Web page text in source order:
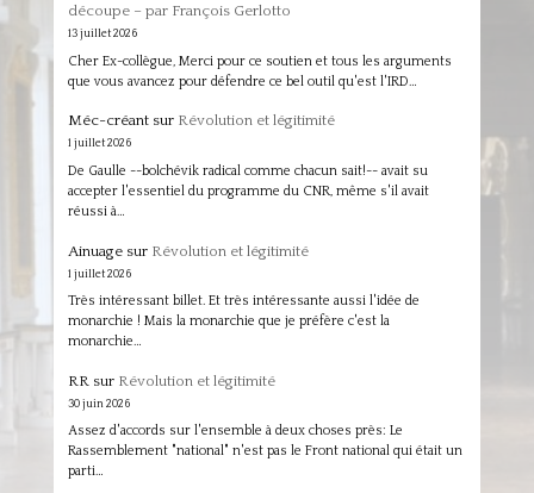
découpe – par François Gerlotto
13 juillet 2026
Cher Ex-collègue, Merci pour ce soutien et tous les arguments
que vous avancez pour défendre ce bel outil qu'est l'IRD…
Méc-créantsur Révolution et légitimité
1 juillet 2026
De Gaulle --bolchévik radical comme chacun sait!-- avait su
accepter l'essentiel du programme du CNR, même s'il avait
réussi à…
Ainuagesur Révolution et légitimité
1 juillet 2026
Très intéressant billet. Et très intéressante aussi l'idée de
monarchie ! Mais la monarchie que je préfère c'est la
monarchie…
RR sur Révolution et légitimité
30 juin 2026
Assez d'accords sur l'ensemble à deux choses près: Le
Rassemblement "national" n'est pas le Front national qui était un
parti…